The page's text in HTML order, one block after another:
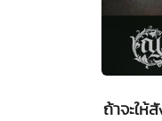
ถ้าจะให้